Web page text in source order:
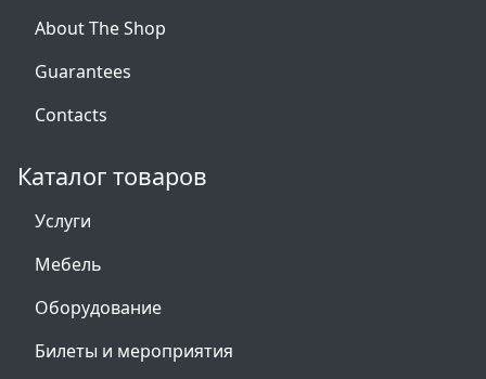
About The Shop
Guarantees
Contacts
Каталог товаров
Услуги
Мебель
Оборудование
Билеты и мероприятия